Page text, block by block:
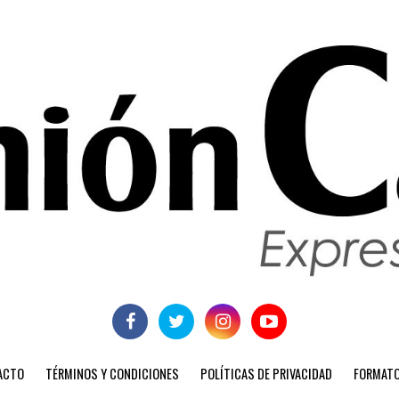
TÉRMINOS Y CONDICIONES POLÍTICAS DE PRIVACIDAD